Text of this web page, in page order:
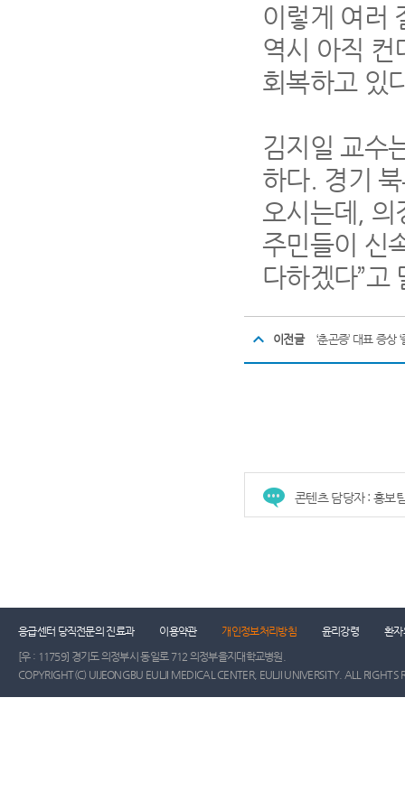
이렇게 여러
역시 아직
회복하고 있
김지일 교수
하다. 경기
오시는데 , 의
주민들이 신
다하겠다”고
이전글 ‘춘곤증’ 대표 증상
콘텐츠 담당자 : 홍보
응급센터 당직전문의 진료과 이용약관 개인정보처리방침 윤리강령
환자
[우 : 11759] 경기도 의정부시 동일로 712 의정부을지대학교병원.
COPYRIGHT(C) UIJEONGBU EULJI MEDICAL CENTER, EULJI UNIVERSITY. ALL RIGHTS